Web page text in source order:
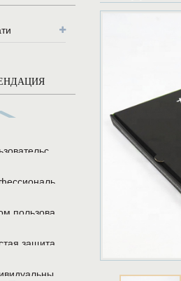
пользова...
защита...